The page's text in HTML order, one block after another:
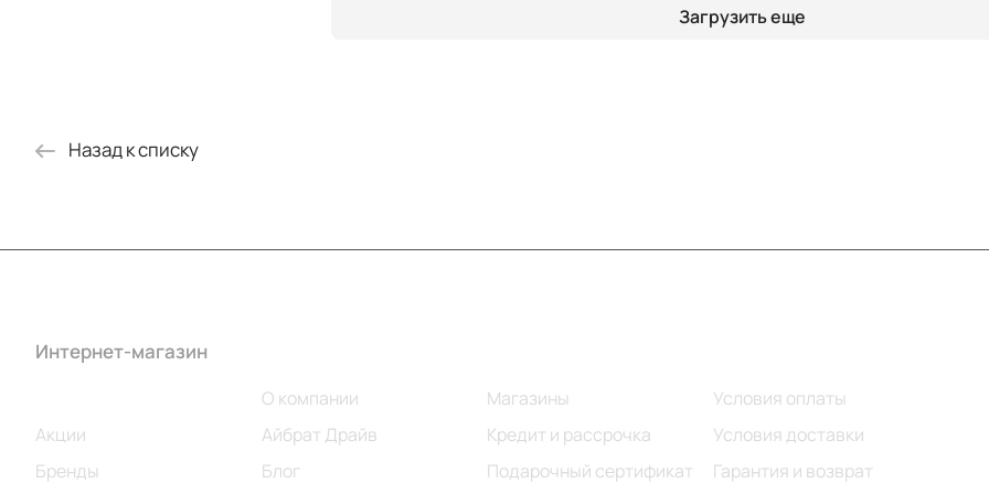
Загрузить еще
Назад к списку
Интернет-магазин
Акции
Бренды
О компании
Айбрат Драйв
Блог
Магазины
Кредит и рассрочка
Подарочный сертификат
Условия оплаты
Условия доставки
Гарантия и возврат